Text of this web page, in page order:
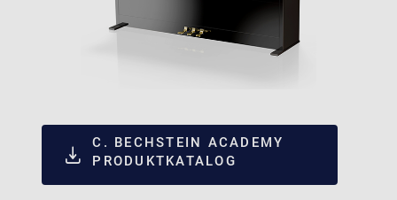
C. BECHSTEIN ACADEMY
PRODUKTKATALOG